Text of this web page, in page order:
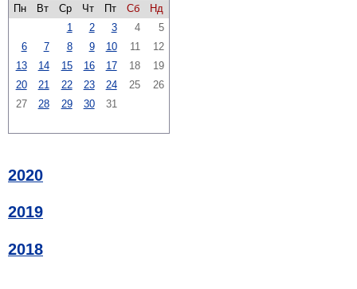
Пн
Вт Ср Чт Пт Сб
Нд
1
2 3 4
5
6
7 8 9 10 11
12
13
14 15 16 17 18
19
20
21 22 23 24 25
26
27
28 29 30 31
2020
2019
2018